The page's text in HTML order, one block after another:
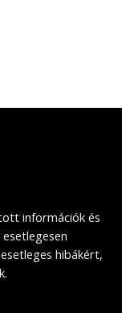
információk és
hibákért,